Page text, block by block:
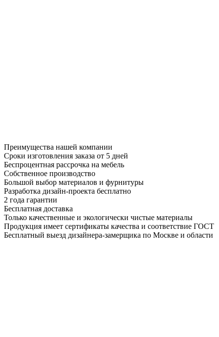
Преимущества нашей компании
Сроки изготовления заказа от 5 дней
Беспроцентная рассрочка на мебель
Собственное производство
Большой выбор материалов и фурнитуры
Разработка дизайн-проекта бесплатно
2 года гарантии
Бесплатная доставка
Только качественные и экологически чистые материалы
Продукция имеет сертификаты качества и соответствие ГОСТ
Бесплатный выезд дизайнера-замерщика по Москве и области